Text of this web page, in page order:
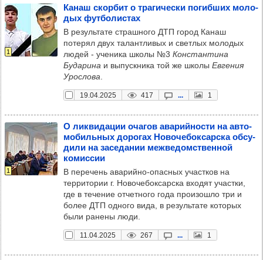
1
Канаш скор­бит о тра­ги­чески погиб­ших моло­
дых фут­бо­лис­тах
В результате страшного ДТП город Канаш
потерял двух талантливых и светлых молодых
людей - ученика школы №3 Константина
Бударина и выпускника той же школы Евгения
Урослова
19.04.2025 417 ... 1
1
О лик­ви­да­ции оча­гов ава­рий­ности на авто­
мо­биль­ных доро­гах Ново­че­бок­сар­ска обсу­
дили на засе­да­нии меж­ве­домс­твен­ной
комис­сии
В перечень аварийно-опасных участков на
территории г. Новочебоксарска входят участки,
где в течение отчетного года произошло три и
более ДТП одного вида, в результате которых
были ранены люди.
11.04.2025 267 ... 1